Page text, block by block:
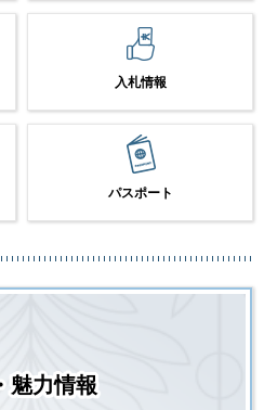
入札情報
パスポート
魅力情報